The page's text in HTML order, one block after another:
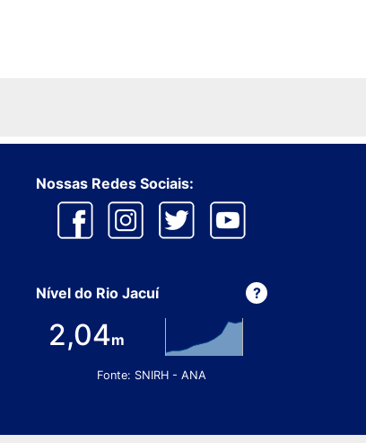
Nossas Redes Sociais:
Nível do Rio Jacuí ?
2,04m
Fonte: SNIRH - ANA